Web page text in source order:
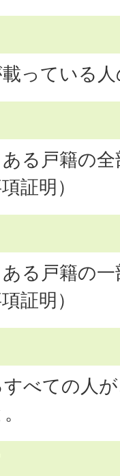
っている
る戸籍の
証明）
る戸籍の
証明）
べての人